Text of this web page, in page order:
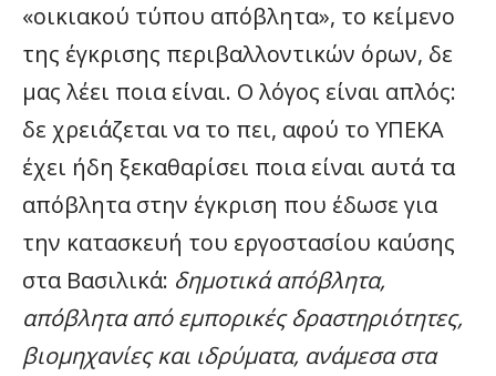
«οικιακού τύπου απόβλητα», το κείμενο
της έγκρισης περιβαλλοντικών όρων, δε
μας λέει ποια είναι. Ο λόγος είναι απλός:
δε χρειάζεται να το πει, αφού το ΥΠΕΚΑ
έχει ήδη ξεκαθαρίσει ποια είναι αυτά τα
απόβλητα στην έγκριση που έδωσε για
την κατασκευή του εργοστασίου καύσης
στα Βασιλικά: δημοτικά απόβλητα,
απόβλητα από εμπορικές δραστηριότητες,
βιομηχανίες και ιδρύματα, ανάμεσα στα